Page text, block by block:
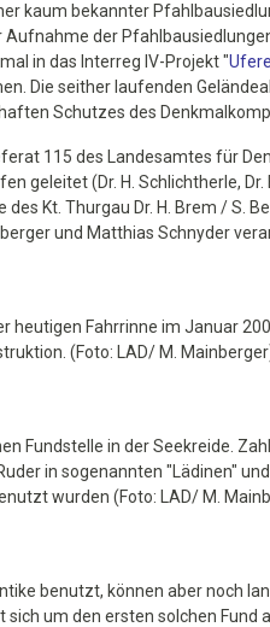
kaum bekannter
der Pfahlbausiedlungen
in das Interreg IV-Projekt "
Die seither laufenden
Schutzes des
115 des Landesamtes für
geleitet (Dr. H. Schlichtherle, Dr.
Kt. Thurgau Dr. H. Brem / S.
und Matthias Schnyder
heutigen Fahrrinne im Januar
(Foto: LAD/ M.
Fundstelle in der Seekreide.
in sogenannten "Lädinen"
wurden (Foto: LAD/ M.
benutzt, können aber noch
um den ersten solchen Fund